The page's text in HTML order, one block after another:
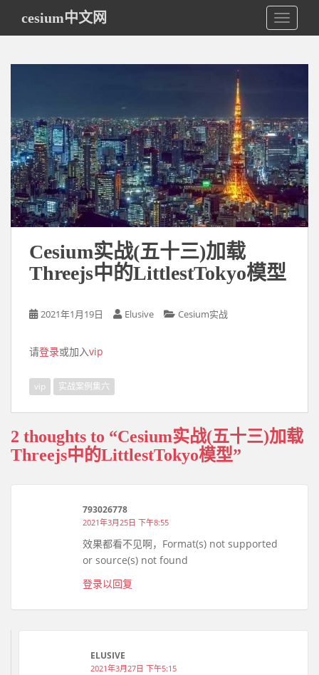
i
cesium中文网
Cesium实战(五十三)加载
Threejs中的LittlestTokyo模型
2021年1月19日 Elusive Cesium实战
请登录或加入vip
vip 实战案例集六
2 thoughts to “Cesium实战(五十三)加载
Threejs中的LittlestTokyo模型”
793026778
2021年3月25日 下午8:55
效果都看不见啊，Format(s) not supported
or source(s) not found
登录以回复
ELUSIVE
2021年3月27日 下午5:15